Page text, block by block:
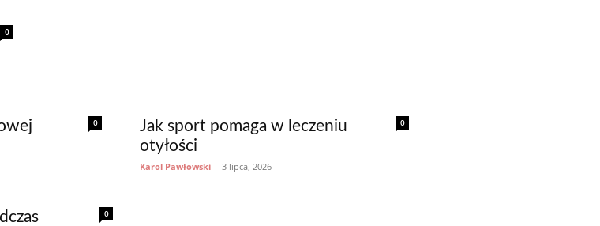
0
0 0
Jak sport pomaga w leczeniu
otyłości
Karol Pawłowski - 3 lipca, 2026
0